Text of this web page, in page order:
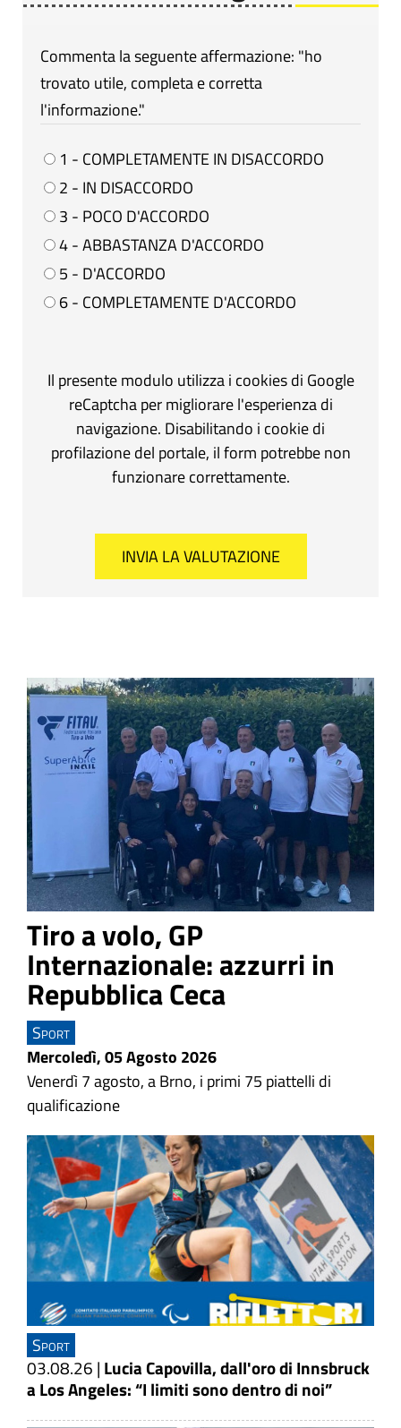
Commenta la seguente affermazione: "ho
trovato utile, completa e corretta
l'informazione."
1 - COMPLETAMENTE IN DISACCORDO
2 - IN DISACCORDO
3 - POCO D'ACCORDO
4 - ABBASTANZA D'ACCORDO
5 - D'ACCORDO
6 - COMPLETAMENTE D'ACCORDO
Il presente modulo utilizza i cookies di Google
reCaptcha per migliorare l'esperienza di
navigazione. Disabilitando i cookie di
profilazione del portale, il form potrebbe non
funzionare correttamente.
Tiro a volo, GP
Internazionale: azzurri in
Repubblica Ceca
Sport
Mercoledì, 05 Agosto 2026
Venerdì 7 agosto, a Brno, i primi 75 piattelli di
qualificazione
Sport
03.08.26 | Lucia Capovilla, dall'oro di Innsbruck
a Los Angeles: “I limiti sono dentro di noi”